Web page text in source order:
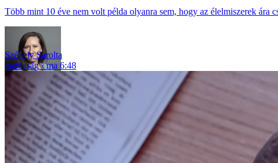
Több mint 10 éve nem volt példa olyanra sem, hogy az élelmiszerek ára
Székely Sarolta
gazdaság
ma 6:48